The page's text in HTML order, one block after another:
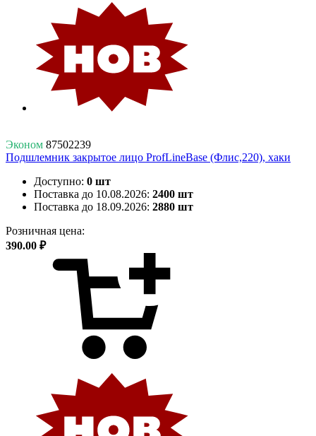
Эконом 87502239
Подшлемник закрытое лицо ProfLineBase (Флис,220), хаки
Доступно: 0 шт
Поставка до 10.08.2026: 2400 шт
Поставка до 18.09.2026: 2880 шт
Розничная цена:
390.00 ₽